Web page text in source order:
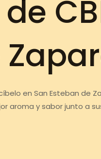
en San Esteban de
aroma y sabor junto a